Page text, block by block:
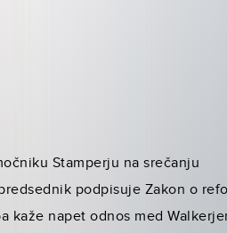
Stamperju na srečanju
podpisuje Zakon o
kaže napet odnos med